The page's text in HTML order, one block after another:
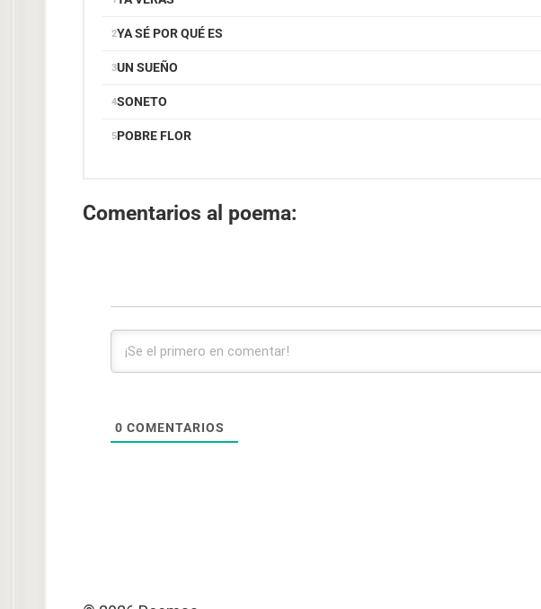
YA SÉ POR QUÉ ES
UN SUEÑO
SONETO
POBRE FLOR
Comentarios al poema:
0 COMENTARIOS